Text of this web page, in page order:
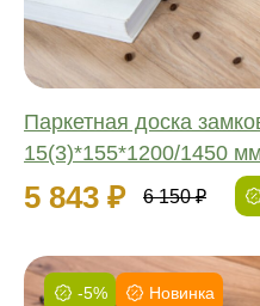
Паркетная доска
15(3)*155*1200/1450
5 843 ₽ 6 150 ₽
-5% Новинка